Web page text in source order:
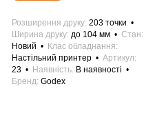
Розширення друку 203 точки
Ширина друку до 104 мм
Стан
Новий
Клас обладнання
Настільний принтер
Артикул
23
Наявність В наявності
Бренд Godex